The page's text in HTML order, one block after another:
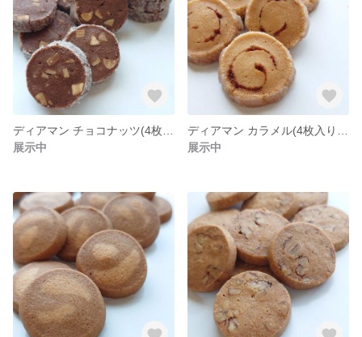
展示中
展示中